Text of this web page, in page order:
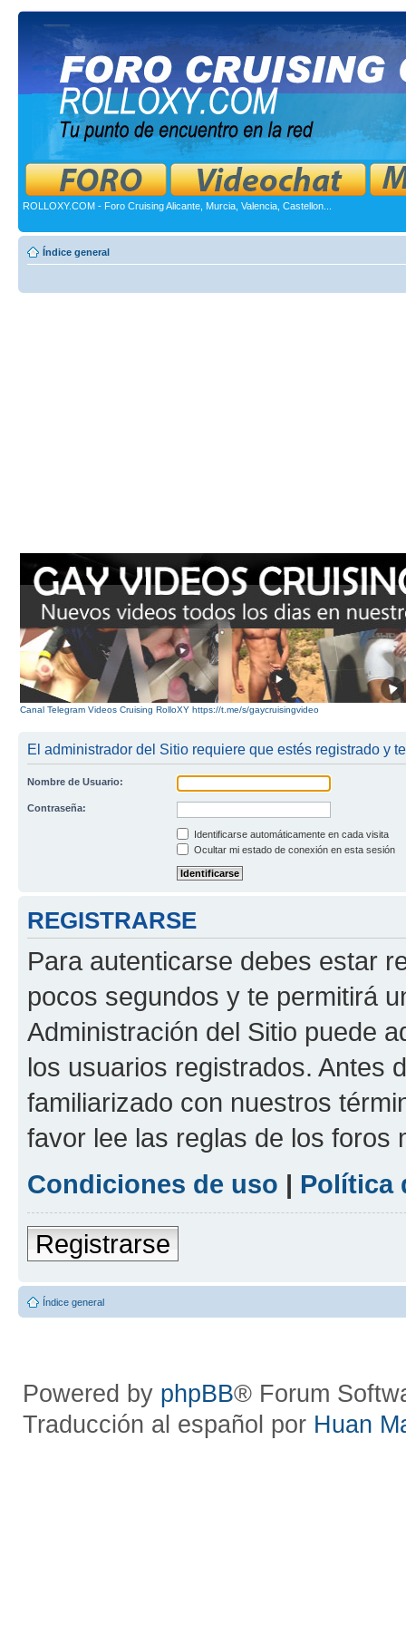
ROLLOXY.COM - Foro Cruising Alicante, Murcia, Valencia, Castellon...
Índice general
Canal Telegram Videos Cruising RolloXY https://t.me/s/gaycruisingvideo
El administrador del Sitio requiere que estés registrado y
Nombre de Usuario:
Contraseña:
Identificarse automáticamente en cada visita
Ocultar mi estado de conexión en esta sesión
REGISTRARSE
Para autenticarse debes estar
pocos segundos y te permitirá
Administración del Sitio puede
los usuarios registrados. Antes
familiarizado con nuestros
favor lee las reglas de los foros
Condiciones de uso | Política
Registrarse
Índice general
Powered by phpBB® Forum
Traducción al español por Huan